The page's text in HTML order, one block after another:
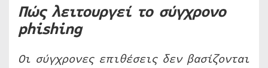
Πώς λειτουργεί το σύγχρονο
phishing
Οι σύγχρονες επιθέσεις δεν βασίζονται